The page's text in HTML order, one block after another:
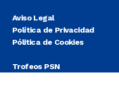
Aviso Legal
Política de Privacidad
Pólitica de Cookies
Trofeos PSN